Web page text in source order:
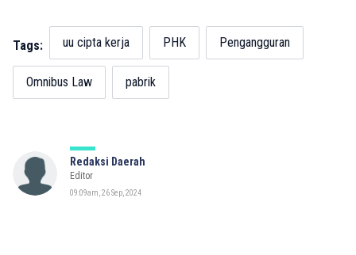
Tags: uu cipta kerja PHK Pengangguran
Omnibus Law pabrik
Redaksi Daerah
Editor
09:09am, 26 Sep, 2024